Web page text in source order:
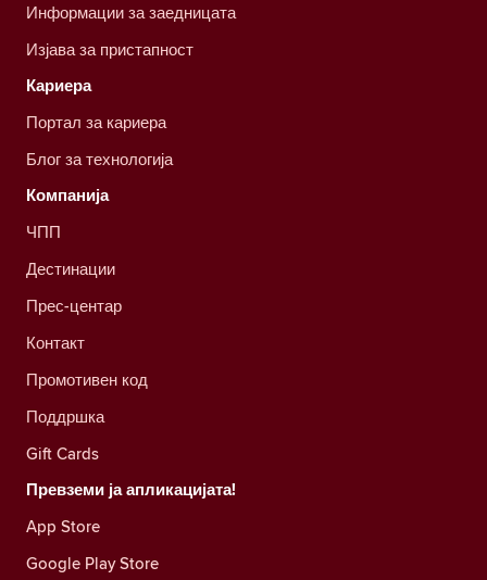
Информации за заедницата
Изјава за пристапност
Кариера
Портал за кариера
Блог за технологија
Компанија
ЧПП
Дестинации
Прес-центар
Контакт
Промотивен код
Поддршка
Gift Cards
Превземи ја апликацијата!
App Store
Google Play Store